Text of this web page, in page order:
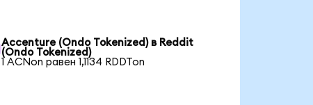
Accenture (Ondo Tokenized) в Reddit
(Ondo Tokenized)
1 ACNon равен 1,1134 RDDTon